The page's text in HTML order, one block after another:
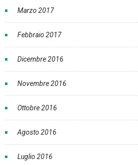
Marzo 2017
Febbraio 2017
Dicembre 2016
Novembre 2016
Ottobre 2016
Agosto 2016
Luglio 2016